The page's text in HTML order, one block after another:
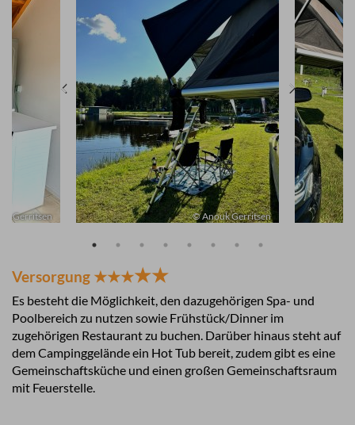
Gerritsen © Anouk Gerritsen
Versorgung ★★★★★
Es besteht die Möglichkeit, den dazugehörigen Spa- und
Poolbereich zu nutzen sowie Frühstück/Dinner im
zugehörigen Restaurant zu buchen. Darüber hinaus steht auf
dem Campinggelände ein Hot Tub bereit, zudem gibt es eine
Gemeinschaftsküche und einen großen Gemeinschaftsraum
mit Feuerstelle.